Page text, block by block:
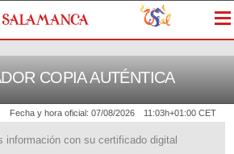
Fecha y hora oficial: 07/08/2026 11:03h+01:00 CET
información con su certificado digital
COPIA AUTÉNTICA